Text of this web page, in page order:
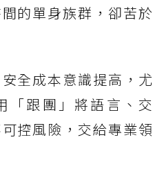
的單身族群，卻苦於
全成本意識提高，尤
「跟團」將語言、交
控風險，交給專業領